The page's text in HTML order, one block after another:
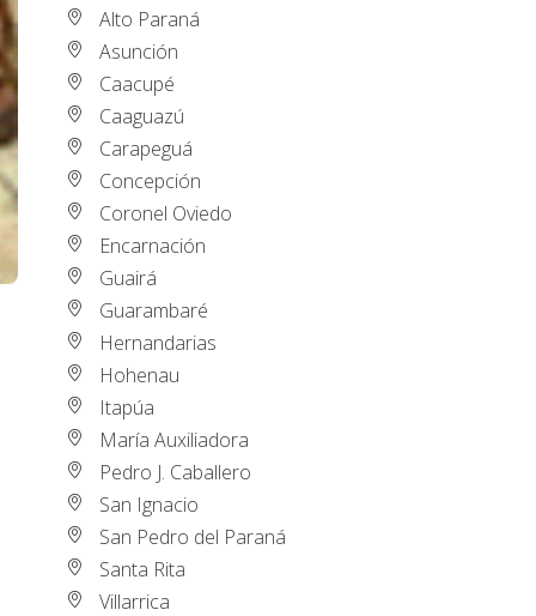
Alto Paraná
Asunción
Caacupé
Caaguazú
Carapeguá
Concepción
Coronel Oviedo
Encarnación
Guairá
Guarambaré
Hernandarias
Hohenau
Itapúa
María Auxiliadora
Pedro J. Caballero
San Ignacio
San Pedro del Paraná
Santa Rita
Villarrica